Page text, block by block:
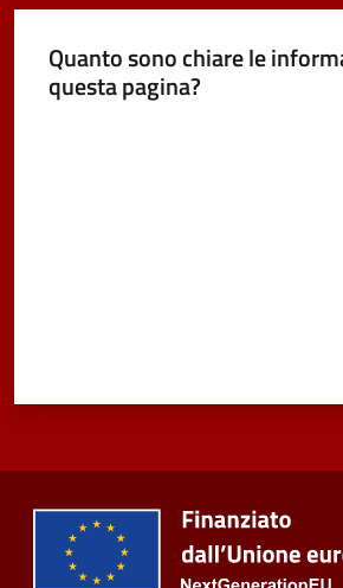
Albo
pretorio
Tutti
Quanto sono chiare le
questa pagina?